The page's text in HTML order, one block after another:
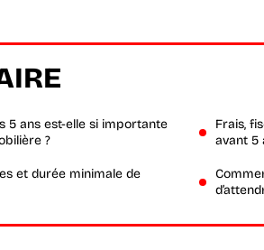
5 ans est-elle si importante
?
et durée minimale de
Frais,
avant 5